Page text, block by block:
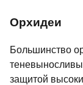
Орхидеи
Большинство
защитой